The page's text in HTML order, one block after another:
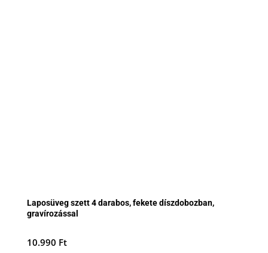
Laposüveg szett 4 darabos, fekete díszdobozban,
gravírozással
10.990 Ft